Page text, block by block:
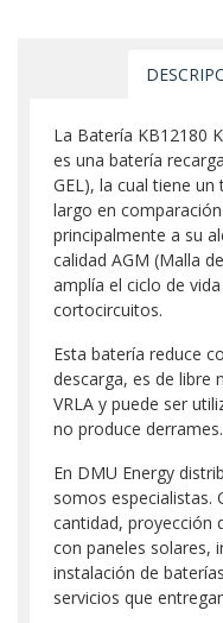
La Batería KB12180
es una batería
GEL), la cual tiene
largo en
principalmente a su
calidad AGM (Malla
amplía el ciclo de
cortocircuitos.
Esta batería reduce
descarga, es de libre
VRLA y puede ser
no produce derrames.
En DMU Energy
somos especialistas.
cantidad, proyección
con paneles solares,
instalación de
servicios que